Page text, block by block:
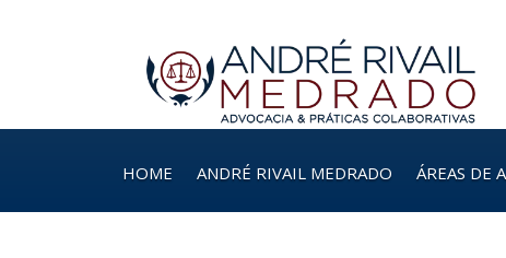
HOME ANDRÉ RIVAIL MEDRADO ÁREAS DE